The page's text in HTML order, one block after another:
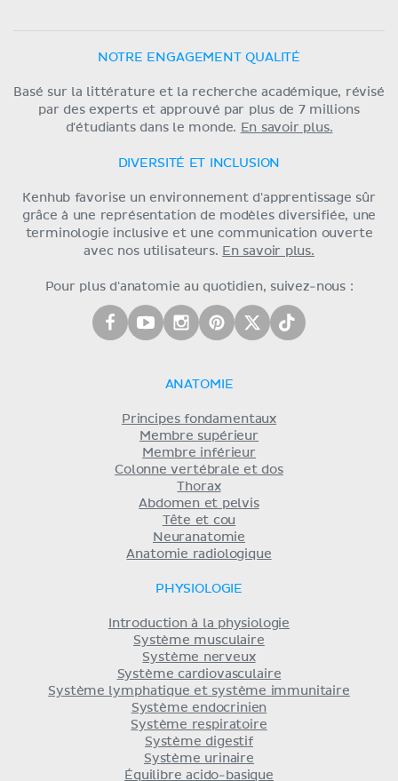
NOTRE ENGAGEMENT QUALITÉ
Basé sur la littérature et la recherche académique, révisé
par des experts et approuvé par plus de 7 millions
d'étudiants dans le monde. En savoir plus.
DIVERSITÉ ET INCLUSION
Kenhub favorise un environnement d'apprentissage sûr
grâce à une représentation de modèles diversifiée, une
terminologie inclusive et une communication ouverte
avec nos utilisateurs. En savoir plus.
Pour plus d'anatomie au quotidien, suivez-nous :
ANATOMIE
Principes fondamentaux
Membre supérieur
Membre inférieur
Colonne vertébrale et dos
Thorax
Abdomen et pelvis
Tête et cou
Neuranatomie
Anatomie radiologique
PHYSIOLOGIE
Introduction à la physiologie
Système musculaire
Système nerveux
Système cardiovasculaire
Système lymphatique et système immunitaire
Système endocrinien
Système respiratoire
Système digestif
Système urinaire
Équilibre acido-basique